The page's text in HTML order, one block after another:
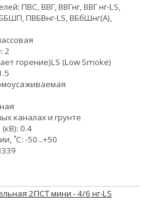
ПВС, ВВГ, ВВГнг, ВВГ нг-LS,
ПВБВнг-LS, ВБбШнг(А),
2
горение)LS (Low Smoke)
каналах и грунте
0.4
˚С: -50...+50
2ПСТ мини - 4/6 нг-LS